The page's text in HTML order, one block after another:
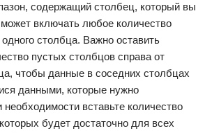
содержащий столбец, который вы
включать любое количество
столбца. Важно оставить
пустых столбцов справа от
чтобы данные в соседних столбцах
данными, которые нужно
вставьте количество
будет достаточно для всех